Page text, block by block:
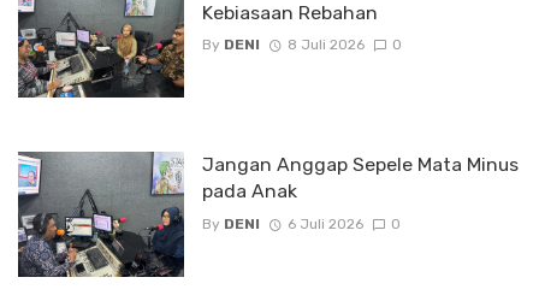
Kebiasaan Rebahan
By DENI 8 Juli 2026 0
Jangan Anggap Sepele Mata Minus
pada Anak
By DENI 6 Juli 2026 0